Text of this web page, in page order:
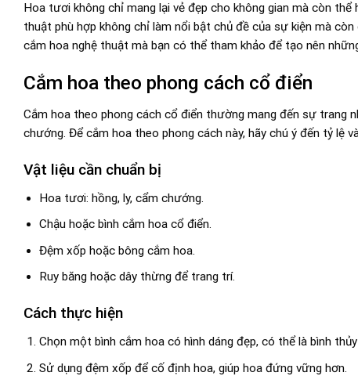
Hoa tươi không chỉ mang lại vẻ đẹp cho không gian mà còn
thuật phù hợp không chỉ làm nổi bật chủ đề của sự kiện mà
cắm hoa nghệ thuật mà bạn có thể tham khảo để tạo nên
Cắm hoa theo phong cách cổ điển
Cắm hoa theo phong cách cổ điển thường mang đến sự trang
chướng. Để cắm hoa theo phong cách này, hãy chú ý đến tỷ lệ
Vật liệu cần chuẩn bị
Hoa tươi: hồng, ly, cẩm chướng.
Chậu hoặc bình cắm hoa cổ điển.
Đệm xốp hoặc bông cắm hoa.
Ruy băng hoặc dây thừng để trang trí.
Cách thực hiện
Chọn một bình cắm hoa có hình dáng đẹp, có thể là bình
Sử dụng đệm xốp để cố định hoa, giúp hoa đứng vững hơn.